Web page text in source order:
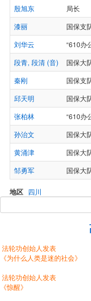
殷旭东
局长
漆丽
国保支
刘华云
“610办
段青, 段清 (音)
国保大
秦刚
国保支
邱天明
国保大
张柏林
“610办
孙治文
国保大
黄涌津
国保大
邹勇军
国保大
地区 四川
法轮功创始人发表
《为什么人类是迷的社会》
法轮功创始人发表
《惊醒》